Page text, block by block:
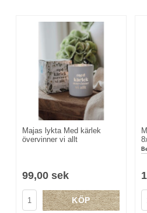
Majas lykta Med kärlek
övervinner vi allt
99,00 sek
KÖP